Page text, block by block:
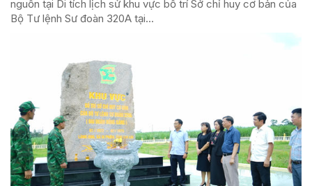
nguồn tại Di tích lịch sử khu vực bố trí Sở chỉ huy cơ bản của
Bộ Tư lệnh Sư đoàn 320A tại...